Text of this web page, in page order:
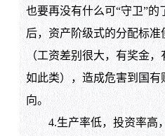
也要再没有什么可“守卫”的
后，资产阶级式的分配标准
（工资差别很大，有奖金
如此类），造成危害到国有
向。
4.生产率低，投资率高